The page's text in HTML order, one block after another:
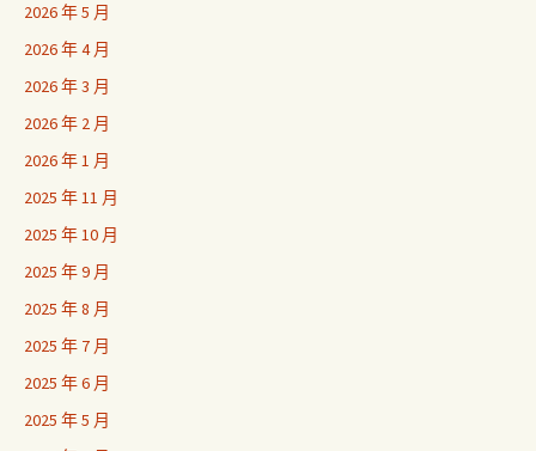
2026 年 5 月
2026 年 4 月
2026 年 3 月
2026 年 2 月
2026 年 1 月
2025 年 11 月
2025 年 10 月
2025 年 9 月
2025 年 8 月
2025 年 7 月
2025 年 6 月
2025 年 5 月